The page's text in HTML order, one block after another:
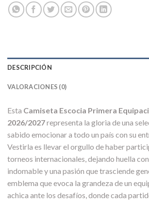
DESCRIPCIÓN
VALORACIONES (0)
Esta Camiseta Escocia Primera
2026/2027representa la gloria de una
sabido emocionar a todo un país con su
Vestirla es llevar el orgullo de haber
torneos internacionales, dejando huella
indomable y una pasión que trasciende
emblema que evoca la grandeza de un
achica ante los desafíos, donde cada